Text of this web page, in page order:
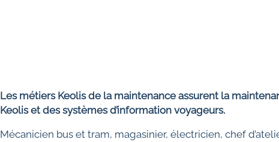
Les métiers Keolis de la maintenance assurent la
Keolis et des systèmes d’information voyageurs.
Mécanicien bus et tram, magasinier, électricien, chef